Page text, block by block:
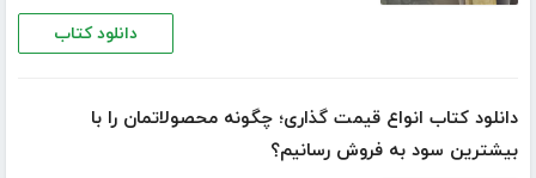
دانلود کتاب
دانلود کتاب انواع قیمت گذاری؛ چگونه محصولاتمان را با
بیشترین سود به فروش رسانیم؟